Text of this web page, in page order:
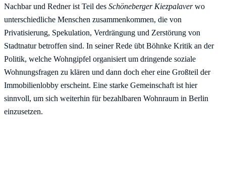
Nachbar und Redner ist Teil des Schöneberger Kiezpalaverwo
unterschiedliche Menschen zusammenkommen, die von
Privatisierung, Spekulation, Verdrängung und Zerstörung von
Stadtnatur betroffen sind. In seiner Rede übt Böhnke Kritik an der
Politik, welche Wohngipfel organisiert um dringende soziale
Wohnungsfragen zu klären und dann doch eher eine Großteil der
Immobilienlobby erscheint. Eine starke Gemeinschaft ist hier
sinnvoll, um sich weiterhin für bezahlbaren Wohnraum in Berlin
einzusetzen.